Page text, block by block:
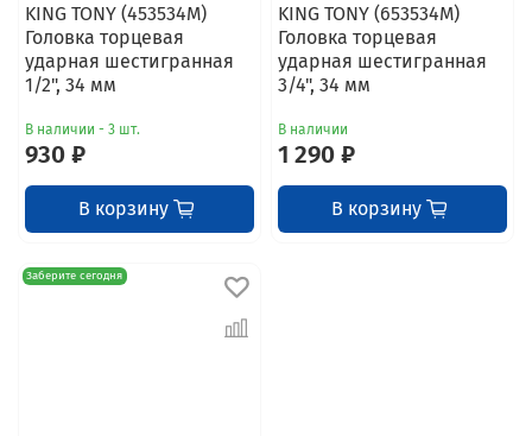
KING TONY (453534M)
Головка торцевая
ударная шестигранная
1/2", 34 мм
В наличии - 3 шт.
930 ₽
В корзину
KING TONY (653534M)
Головка торцевая
ударная шестигранная
3/4", 34 мм
В наличии
1 290 ₽
В корзину
Заберите сегодня